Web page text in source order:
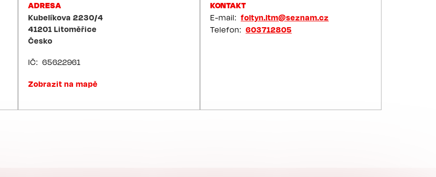
ADRESA
Kubelíkova 2230/4
41201 Litoměřice
Česko
IČ 65622961
Zobrazit na mapě
KONTAKT
E-mail
foltyn.ltm@seznam.cz
Telefon
603712805